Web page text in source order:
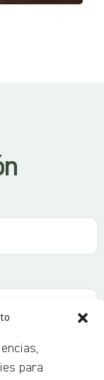
para